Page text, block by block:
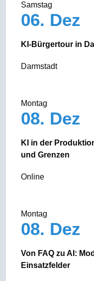
Samstag
06. Dez
KI-Bürgertour in
Darmstadt
Montag
08. Dez
KI in der
und Grenzen
Online
Montag
08. Dez
Von FAQ zu AI:
Einsatzfelder